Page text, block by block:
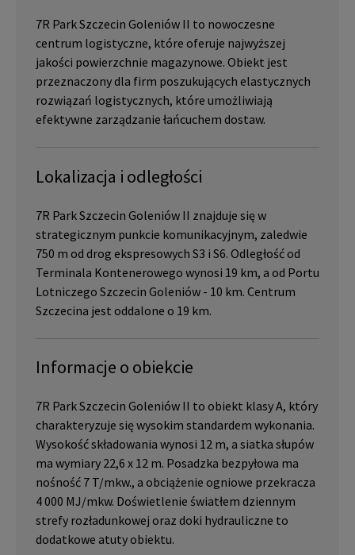
7R Park Szczecin Goleniów II to nowoczesne
centrum logistyczne, które oferuje najwyższej
jakości powierzchnie magazynowe. Obiekt jest
przeznaczony dla firm poszukujących elastycznych
rozwiązań logistycznych, które umożliwiają
efektywne zarządzanie łańcuchem dostaw.
Lokalizacja i odległości
7R Park Szczecin Goleniów II znajduje się w
strategicznym punkcie komunikacyjnym, zaledwie
750 m od drog ekspresowych S3 i S6. Odległość od
Terminala Kontenerowego wynosi 19 km, a od Portu
Lotniczego Szczecin Goleniów - 10 km. Centrum
Szczecina jest oddalone o 19 km.
Informacje o obiekcie
7R Park Szczecin Goleniów II to obiekt klasy A, który
charakteryzuje się wysokim standardem wykonania.
Wysokość składowania wynosi 12 m, a siatka słupów
ma wymiary 22,6 x 12 m. Posadzka bezpyłowa ma
nośność 7 T/mkw., a obciążenie ogniowe przekracza
4 000 MJ/mkw. Doświetlenie światłem dziennym
strefy rozładunkowej oraz doki hydrauliczne to
dodatkowe atuty obiektu.